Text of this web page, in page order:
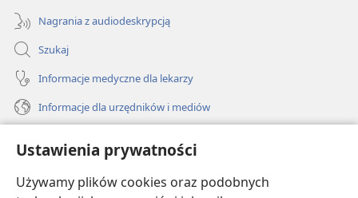
Ustawienia prywatności
Używamy plików cookies oraz podobnych
Nagrania z audiodeskrypcją
Szukaj
Informacje medyczne dla lekarzy
Informacje dla urzędników i mediów
Darowizny
(opens